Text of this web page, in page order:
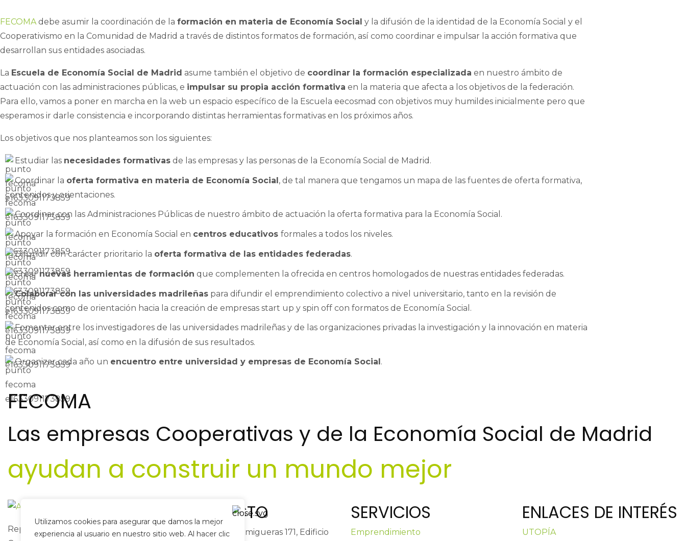
Utilizamos cookies para asegurar que damos la mejor
experiencia al usuario en nuestro sitio web. Al hacer clic
FECOMA debe asumir la coordinación de la formación en materia de Economía Social y la difusión de la identidad de la Economía Social y el
Cooperativismo en la Comunidad de Madrid a través de distintos formatos de formación, así como coordinar e impulsar la acción formativa que
desarrollan sus entidades asociadas.
La Escuela de Economía Social de Madrid asume también el objetivo de coordinar la formación especializada en nuestro ámbito de
actuación con las administraciones públicas, e impulsar su propia acción formativa en la materia que afecta a los objetivos de la federación.
Para ello, vamos a poner en marcha en la web un espacio específico de la Escuela eecosmad con objetivos muy humildes inicialmente pero que
esperamos ir darle consistencia e incorporando distintas herramientas formativas en los próximos años.
Los objetivos que nos planteamos son los siguientes:
Estudiar las necesidades formativas de las empresas y las personas de la Economía Social de Madrid.
Coordinar la oferta formativa en materia de Economía Social, de tal manera que tengamos un mapa de las fuentes de oferta formativa,
contenidos y orientaciones.
Coordinar con las Administraciones Públicas de nuestro ámbito de actuación la oferta formativa para la Economía Social.
Apoyar la formación en Economía Social en centros educativos formales a todos los niveles.
Difundir con carácter prioritario la oferta formativa de las entidades federadas.
Crearnuevas herramientas de formación que complementen la ofrecida en centros homologados de nuestras entidades federadas.
Colaborar con las universidades madrileñas para difundir el emprendimiento colectivo a nivel universitario, tanto en la revisión de
contenidos como de orientación hacia la creación de empresas start up y spin off con formatos de Economía Social.
Fomentar entre los investigadores de las universidades madrileñas y de las organizaciones privadas la investigación y la innovación en materia
de Economía Social, así como en la difusión de sus resultados.
Organizar cada año un encuentro entre universidad y empresas de Economía Social .
FECOMA
Las empresas Cooperativas y de la Economía Social de Madrid
ayudan a construir un mundo mejor
Representamos los intereses de las
CONTACTO
Camino de Hormigueras 171, Edificio
SERVICIOS
Emprendimiento
ENLACES DE INTERÉS
UTOPÍA